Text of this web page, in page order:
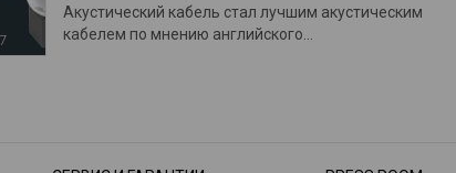
Акустический кабель стал лучшим акустическим
кабелем по мнению английского…